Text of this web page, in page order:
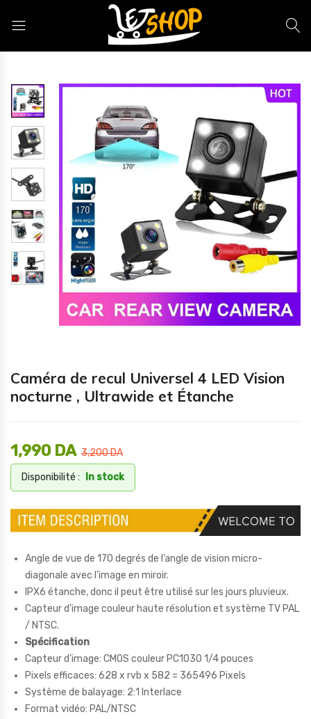
Caméra de recul Universel 4 LED Vision
nocturne , Ultrawide et Étanche
3,200DA
1,990 DA
Disponibilité : In stock
Angle de vue de 170 degrés de l’angle de vision micro-
diagonale avec l’image en miroir.
IPX6 étanche, donc il peut être utilisé sur les jours pluvieux.
Capteur d’image couleur haute résolution et système TV PAL
/ NTSC.
Spécification
Capteur d’image: CMOS couleur PC1030 1/4 pouces
Pixels efficaces: 628 x rvb x 582 = 365496 Pixels
Système de balayage: 2:1 Interlace
Format vidéo: PAL/NTSC